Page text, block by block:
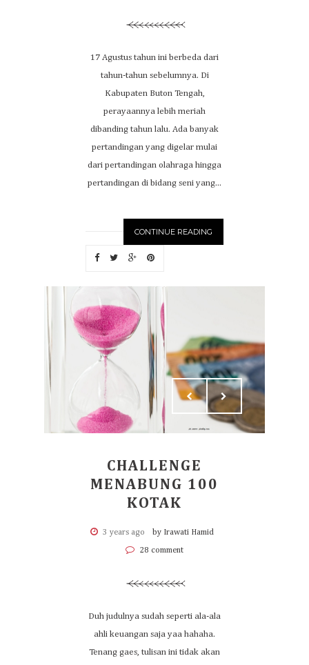
17 Agustus tahun ini berbeda dari
tahun-tahun sebelumnya. Di
Kabupaten Buton Tengah,
perayaannya lebih meriah
dibanding tahun lalu. Ada banyak
pertandingan yang digelar mulai
dari pertandingan olahraga hingga
pertandingan di bidang seni yang...
CONTINUE READING
CHALLENGE
MENABUNG 100
KOTAK
3 years ago by Irawati Hamid
28 comment
Duh judulnya sudah seperti ala-ala
ahli keuangan saja yaa hahaha.
Tenang gaes, tulisan ini tidak akan